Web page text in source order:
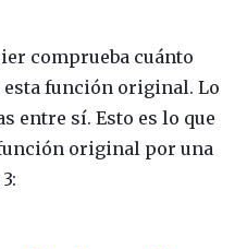
comprueba cuánto
esta función original. Lo
entre sí. Esto es lo que
original por una